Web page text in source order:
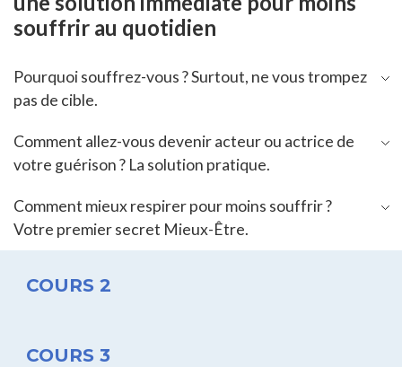
souffrir au quotidien
Pourquoi souffrez-vous ? Surtout, ne vous trompez
pas de cible.
Comment allez-vous devenir acteur ou actrice de
votre guérison ? La solution pratique.
Comment mieux respirer pour moins souffrir ?
Votre premier secret Mieux-Être.
COURS 2
COURS 3